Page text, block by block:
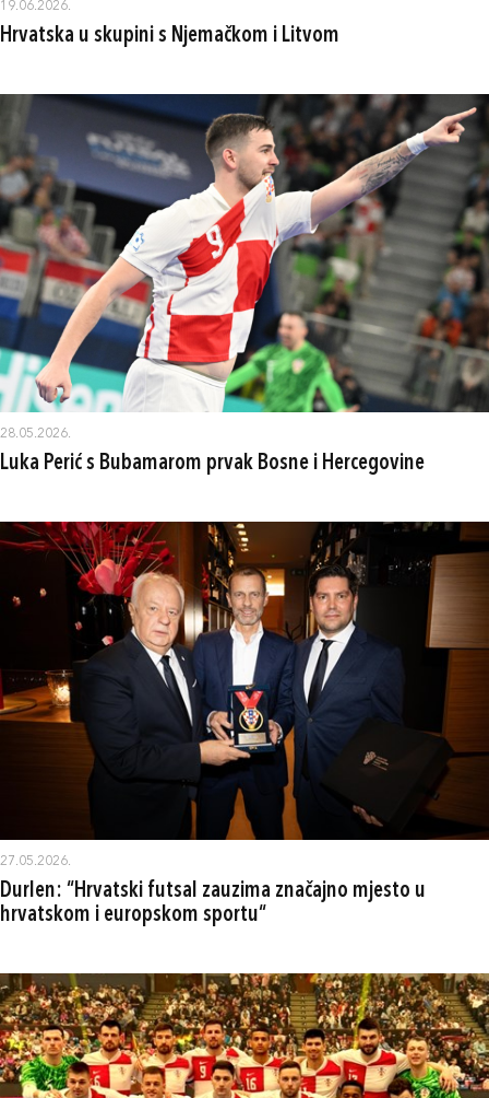
19.06.2026.
Hrvatska u skupini s Njemačkom i Litvom
28.05.2026.
Luka Perić s Bubamarom prvak Bosne i Hercegovine
27.05.2026.
Durlen: “Hrvatski futsal zauzima značajno mjesto u
hrvatskom i europskom sportu“